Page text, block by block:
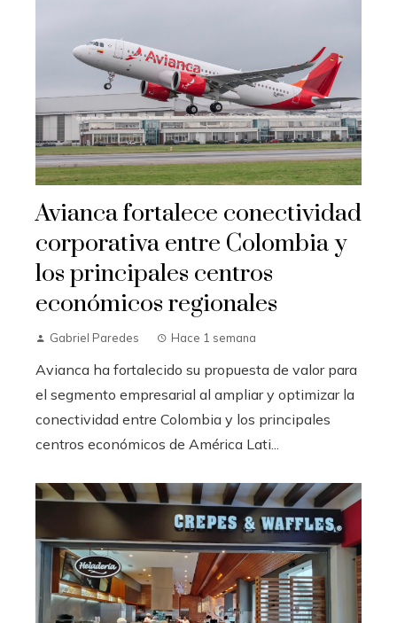
Avianca fortalece conectividad
corporativa entre Colombia y
los principales centros
económicos regionales
Gabriel Paredes Hace 1 semana
Avianca ha fortalecido su propuesta de valor para
el segmento empresarial al ampliar y optimizar la
conectividad entre Colombia y los principales
centros económicos de América Lati...